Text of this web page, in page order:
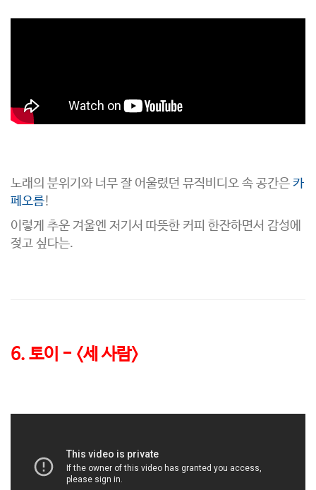
노래의 분위기와 너무 잘 어울렸던 뮤직비디오 속 공간은 카
페오름!
이렇게 추운 겨울엔 저기서 따뜻한 커피 한잔하면서 감성에
젖고 싶다는.
6. 토이 - <세 사람>